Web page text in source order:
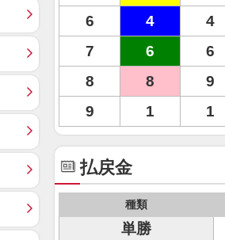
6
4 4
7
6 6
8
8 9
9
1 1
払戻金
種類
単勝